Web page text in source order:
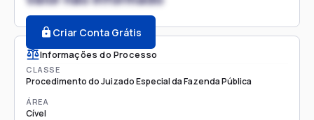
Criar Conta Grátis
Informações do Processo
CLASSE
Procedimento do Juizado Especial da Fazenda Pública
ÁREA
Cível